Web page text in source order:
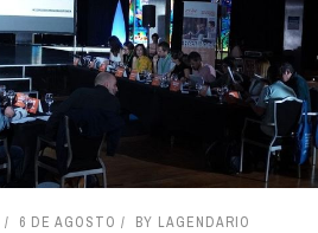
6 DE AGOSTO BY LAGENDARIO